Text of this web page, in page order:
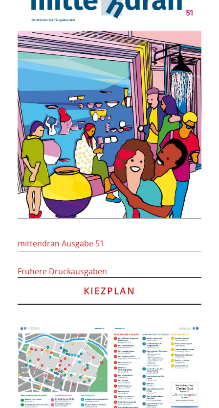
mittendran Ausgabe 51
Frühere Druckausgaben
KIEZPLAN